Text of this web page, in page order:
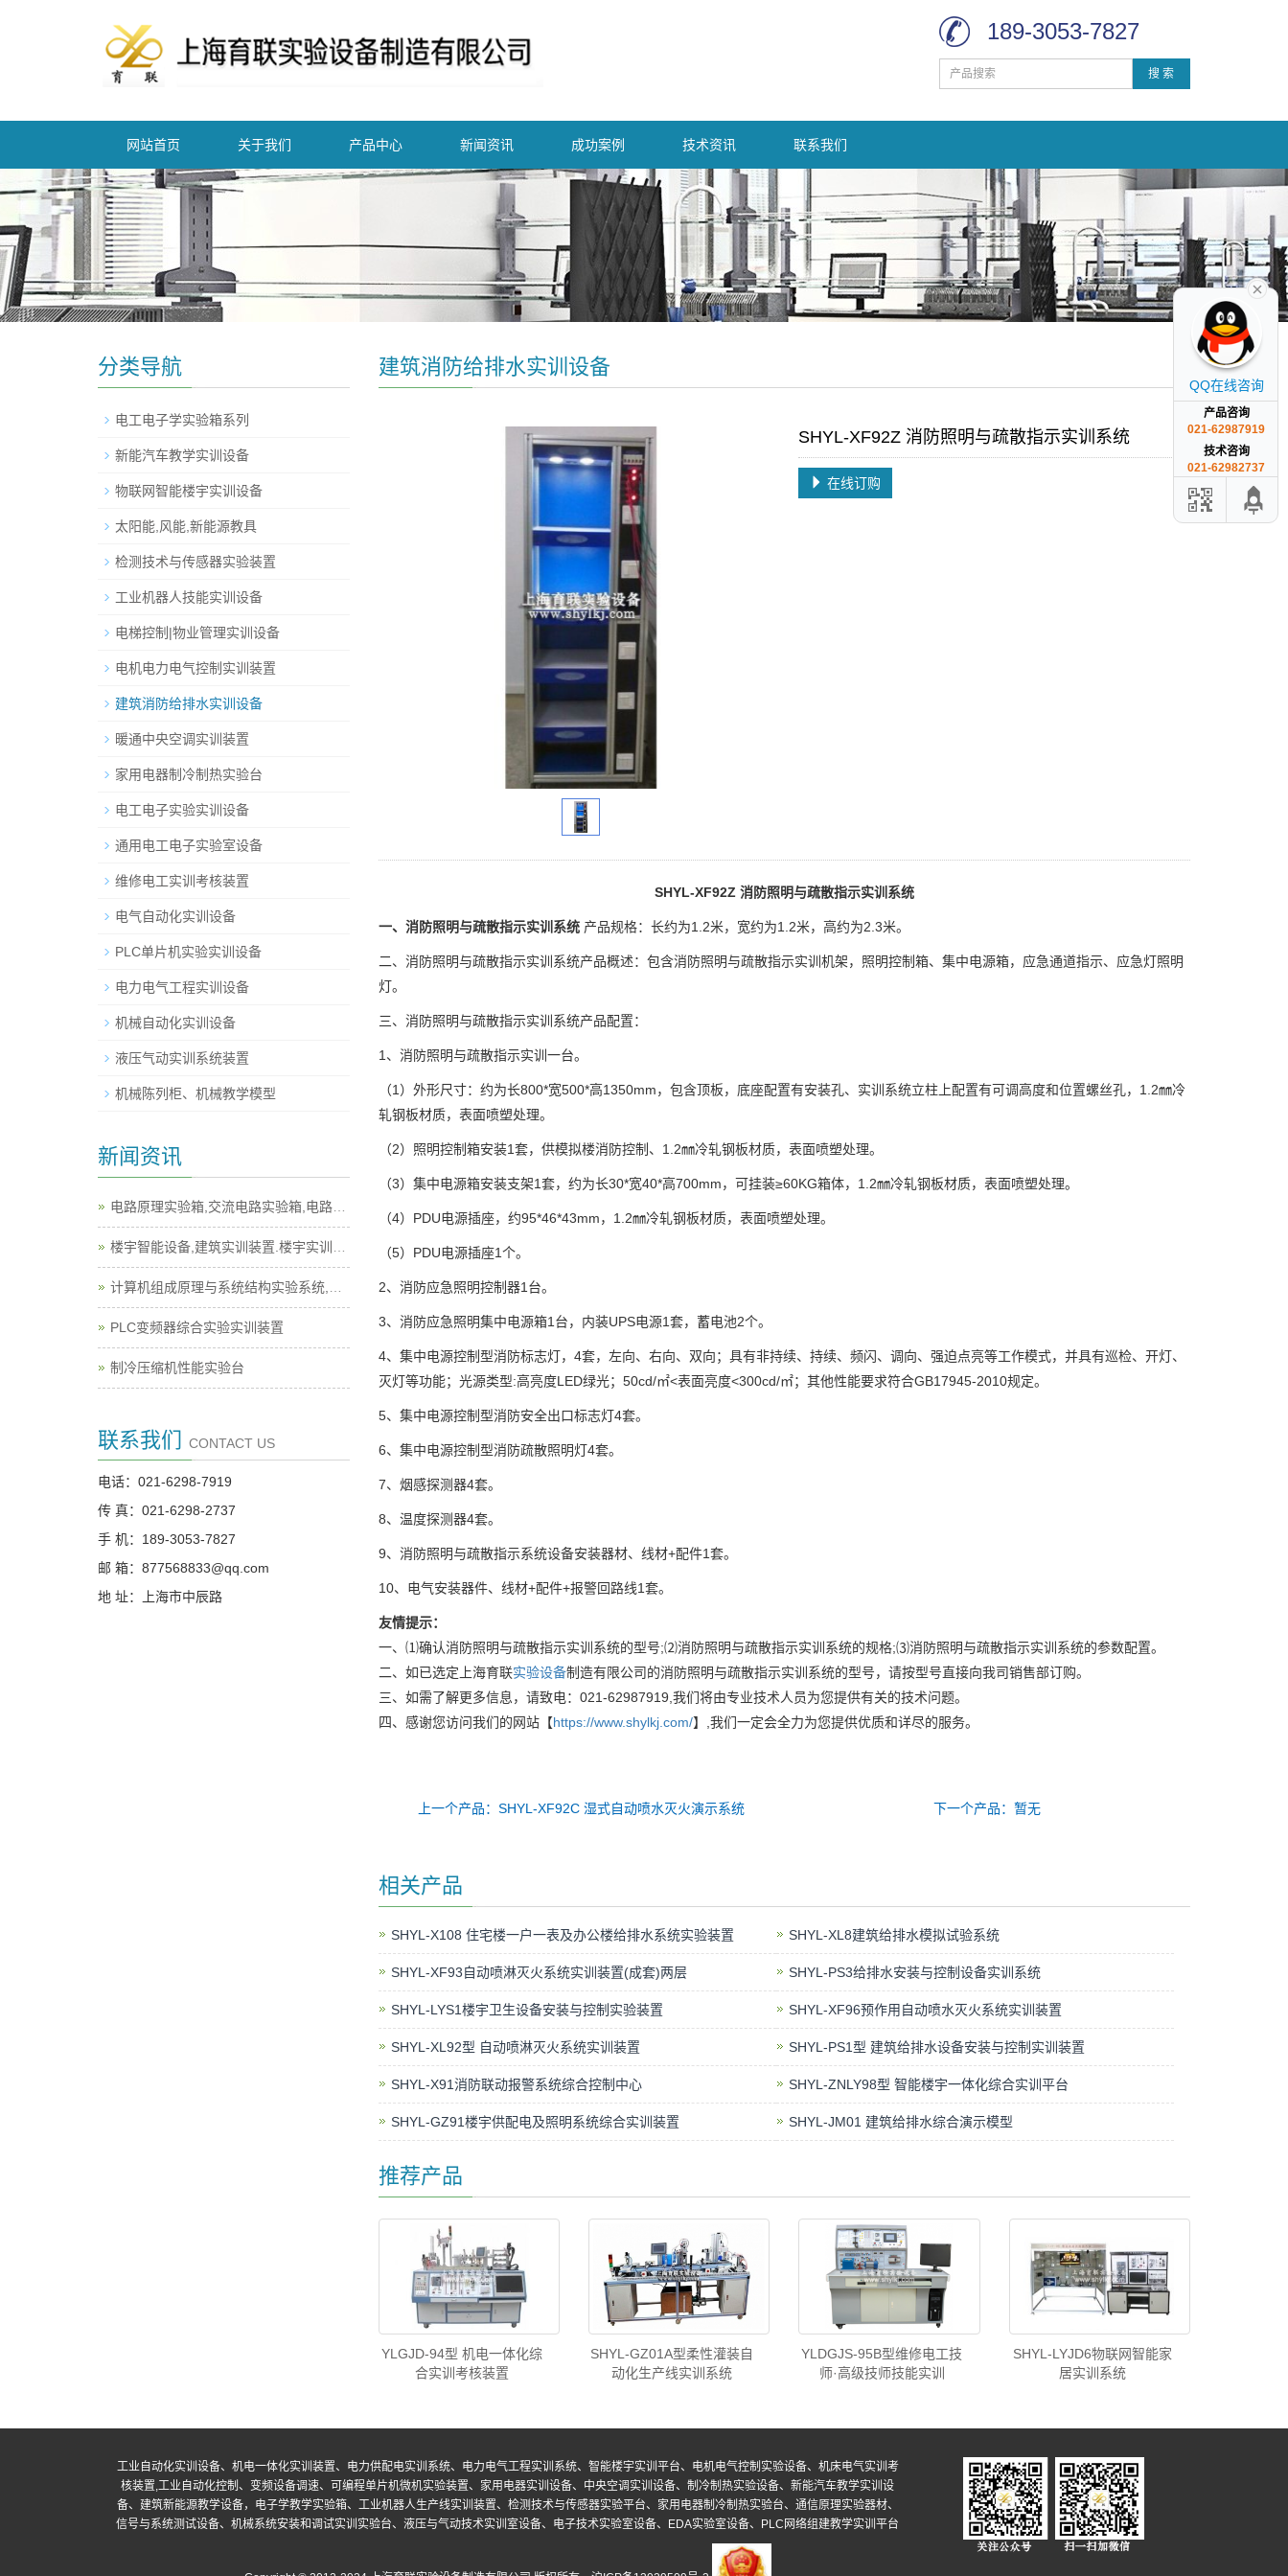
189-3053-7827
搜 索
网站首页 关于我们 产品中心 新闻资讯 成功案例 技术资讯 联系我们
建筑消防给排水实训设备
SHYL-XF92Z 消防照明与疏散指示实训系统
在线订购
SHYL-XF92Z 消防照明与疏散指示实训系统
一、消防照明与疏散指示实训系统 产品规格：长约为1.2米，宽约为1.2米，高约为2.3米。
二、消防照明与疏散指示实训系统产品概述：包含消防照明与疏散指示实训机架，照明控制箱、集中电源箱，应急通道指示、应急灯照明
灯。
三、消防照明与疏散指示实训系统产品配置：
1、消防照明与疏散指示实训一台。
（1）外形尺寸：约为长800*宽500*高1350mm，包含顶板，底座配置有安装孔、实训系统立柱上配置有可调高度和位置螺丝孔，1.2㎜冷
轧钢板材质，表面喷塑处理。
（2）照明控制箱安装1套，供模拟楼消防控制、1.2㎜冷轧钢板材质，表面喷塑处理。
（3）集中电源箱安装支架1套，约为长30*宽40*高700mm，可挂装≥60KG箱体，1.2㎜冷轧钢板材质，表面喷塑处理。
（4）PDU电源插座，约95*46*43mm，1.2㎜冷轧钢板材质，表面喷塑处理。
（5）PDU电源插座1个。
2、消防应急照明控制器1台。
3、消防应急照明集中电源箱1台，内装UPS电源1套，蓄电池2个。
4、集中电源控制型消防标志灯，4套，左向、右向、双向；具有非持续、持续、频闪、调向、强迫点亮等工作模式，并具有巡检、开灯、
灭灯等功能；光源类型:高亮度LED绿光；50cd/㎡<表面亮度<300cd/㎡；其他性能要求符合GB17945-2010规定。
5、集中电源控制型消防安全出口标志灯4套。
6、集中电源控制型消防疏散照明灯4套。
7、烟感探测器4套。
8、温度探测器4套。
9、消防照明与疏散指示系统设备安装器材、线材+配件1套。
10、电气安装器件、线材+配件+报警回路线1套。
友情提示：
一、⑴确认消防照明与疏散指示实训系统的型号;⑵消防照明与疏散指示实训系统的规格;⑶消防照明与疏散指示实训系统的参数配置。
二、如已选定上海育联实验设备制造有限公司的消防照明与疏散指示实训系统的型号，请按型号直接向我司销售部订购。
三、如需了解更多信息，请致电：021-62987919,我们将由专业技术人员为您提供有关的技术问题。
四、感谢您访问我们的网站【https://www.shylkj.com/】,我们一定会全力为您提供优质和详尽的服务。
上一个产品：SHYL-XF92C 湿式自动喷水灭火演示系统 下一个产品：暂无
相关产品
SHYL-X108 住宅楼一户一表及办公楼给排水系统实验装置 SHYL-XL8建筑给排水模拟试验系统
SHYL-XF93自动喷淋灭火系统实训装置(成套)两层 SHYL-PS3给排水安装与控制设备实训系统
SHYL-LYS1楼宇卫生设备安装与控制实验装置 SHYL-XF96预作用自动喷水灭火系统实训装置
SHYL-XL92型 自动喷淋灭火系统实训装置 SHYL-PS1型 建筑给排水设备安装与控制实训装置
SHYL-X91消防联动报警系统综合控制中心 SHYL-ZNLY98型 智能楼宇一体化综合实训平台
SHYL-GZ91楼宇供配电及照明系统综合实训装置 SHYL-JM01 建筑给排水综合演示模型
推荐产品
YLGJD-94型 机电一体化综
合实训考核装置
SHYL-GZ01A型柔性灌装自
动化生产线实训系统
YLDGJS-95B型维修电工技
师·高级技师技能实训
SHYL-LYJD6物联网智能家
居实训系统
分类导航
电工电子学实验箱系列
新能汽车教学实训设备
物联网智能楼宇实训设备
太阳能,风能,新能源教具
检测技术与传感器实验装置
工业机器人技能实训设备
电梯控制|物业管理实训设备
电机电力电气控制实训装置
建筑消防给排水实训设备
暖通中央空调实训装置
家用电器制冷制热实验台
电工电子实验实训设备
通用电工电子实验室设备
维修电工实训考核装置
电气自动化实训设备
PLC单片机实验实训设备
电力电气工程实训设备
机械自动化实训设备
液压气动实训系统装置
机械陈列柜、机械教学模型
新闻资讯
PLC变频器综合实验实训装置
制冷压缩机性能实验台
联系我们 CONTACT US
电话：021-6298-7919
传 真：021-6298-2737
手 机：189-3053-7827
邮 箱：877568833@qq.com
地 址：上海市中辰路
工业自动化实训设备、机电一体化实训装置、电力供配电实训系统、电力电气工程实训系统、智能楼宇实训平台、电机电气控制实验设备、机床电气实训考
核装置,工业自动化控制、变频设备调速、可编程单片机微机实验装置、家用电器实训设备、中央空调实训设备、制冷制热实验设备、新能汽车教学实训设
备、建筑新能源教学设备，电子学教学实验箱、工业机器人生产线实训装置、检测技术与传感器实验平台、家用电器制冷制热实验台、通信原理实验器材、
信号与系统测试设备、机械系统安装和调试实训实验台、液压与气动技术实训室设备、电子技术实验室设备、EDA实验室设备、PLC网络组建教学实训平台
QQ在线咨询
产品咨询
021-62987919
技术咨询
021-62982737